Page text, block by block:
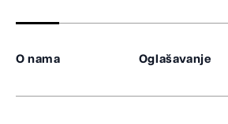
O nama Oglašavanje